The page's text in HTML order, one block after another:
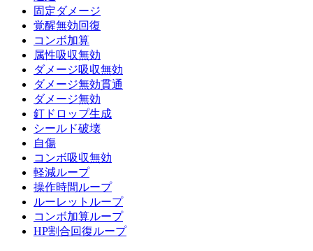
固定ダメージ
覚醒無効回復
コンボ加算
属性吸収無効
ダメージ吸収無効
ダメージ無効貫通
ダメージ無効
釘ドロップ生成
シールド破壊
自傷
コンボ吸収無効
軽減ループ
操作時間ループ
ルーレットループ
コンボ加算ループ
HP割合回復ループ